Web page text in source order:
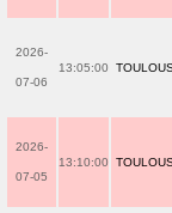
2026-
07-06
13:05:00
2026-
07-05
13:10:00